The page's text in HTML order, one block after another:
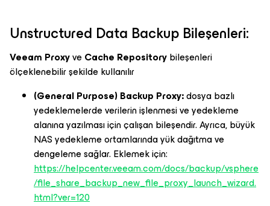
Unstructured Data Backup Bileşenleri:
Veeam ProxyveCache Repositorybileşenleri
ölçeklenebilir şekilde kullanılır
(General Purpose) Backup Proxy:dosya bazlı
yedeklemelerde verilerin işlenmesi ve yedekleme
alanına yazılması için çalışan bileşendir. Ayrıca, büyük
NAS yedekleme ortamlarında yük dağıtma ve
dengeleme sağlar. Eklemek için:
https://helpcenter.veeam.com/docs/backup/vsphere
/file_share_backup_new_file_proxy_launch_wizard.
html?ver=120